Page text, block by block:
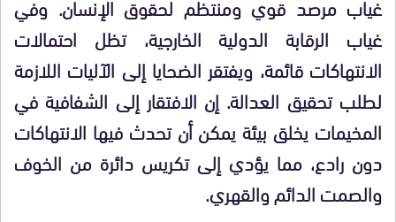
غياب الرقابة الدولية الخارجية، تظل احتمالات
الانتهاكات قائمة، ويفتقر الضحايا إلى الآليات اللازمة
لطلب تحقيق العدالة. إن الافتقار إلى الشفافية في
المخيمات يخلق بيئة يمكن أن تحدث فيها الانتهاكات
دون رادع، مما يؤدي إلى تكريس دائرة من الخوف
والصمت الدائم والقهري.